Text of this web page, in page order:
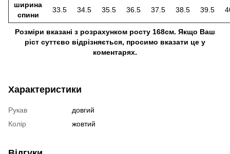
ширина
спини
33.5 34.5 35.5 36.5 37.5 38.5 39.5
Розміри вказані з розрахунком росту 168см. Якщо Ваш
ріст суттєво відрізняється, просимо вказати це у
коментарях.
Характеристики
Рукав
довгий
Колір
жовтий